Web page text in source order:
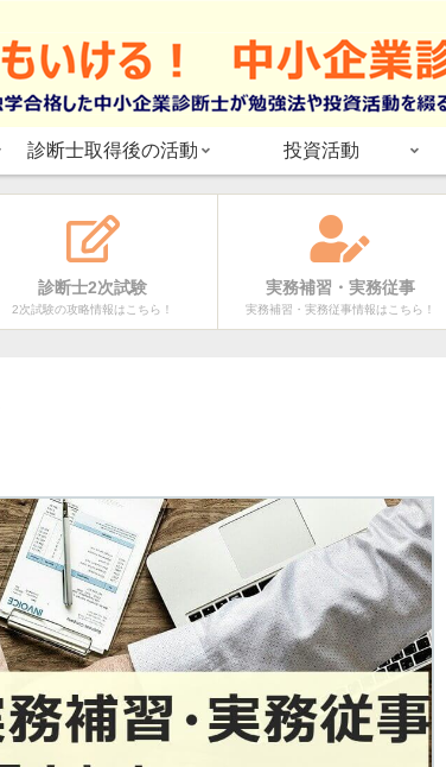
診断士取得後の活動 投資活動
診断士2次試験
2次試験の攻略情報はこちら！
実務補習・実務従事
実務補習・実務従事情報はこちら！